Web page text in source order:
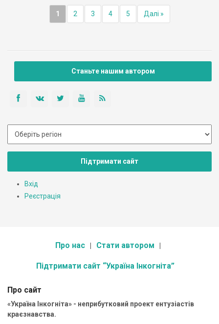
1 2 3 4 5 Далі »
Станьте нашим автором
Підтримати сайт
Вхід
Реєстрація
Про нас Стати автором
Підтримати сайт “Україна Інкогніта”
Про сайт
«Україна Інкогніта» - неприбутковий проект ентузіастів
краєзнавства.